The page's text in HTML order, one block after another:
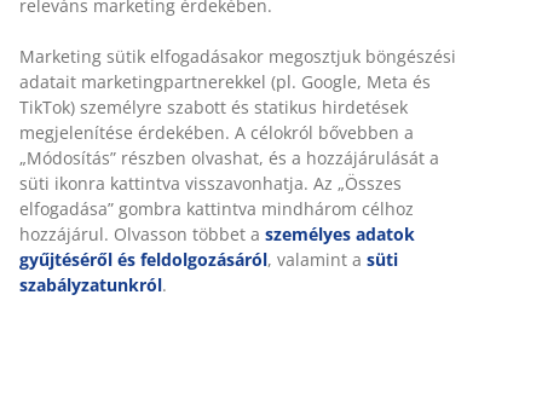
SKU: 4912923
Részletes Adatok
Értékelések
(0)
releváns marketing érdekében.
Marketing sütik elfogadásakor megosztjuk böngészési
adatait marketingpartnerekkel (pl. Google, Meta és
TikTok) személyre szabott és statikus hirdetések
megjelenítése érdekében. A célokról bővebben a
„Módosítás” részben olvashat, és a hozzájárulását a
süti ikonra kattintva visszavonhatja. Az „Összes
elfogadása” gombra kattintva mindhárom célhoz
hozzájárul. Olvasson többet a személyes adatok
gyűjtéséről és feldolgozásáról, valamint a süti
szabályzatunkról.